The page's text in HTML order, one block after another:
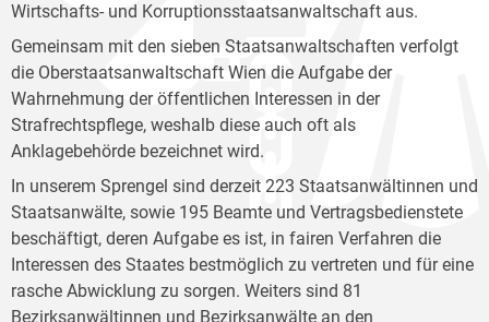
Wirtschafts- und Korruptionsstaatsanwaltschaft aus.
Gemeinsam mit den sieben Staatsanwaltschaften verfolgt
die Oberstaatsanwaltschaft Wien die Aufgabe der
Wahrnehmung der öffentlichen Interessen in der
Strafrechtspflege, weshalb diese auch oft als
Anklagebehörde bezeichnet wird.
In unserem Sprengel sind derzeit 223 Staatsanwältinnen und
Staatsanwälte, sowie 195 Beamte und Vertragsbedienstete
beschäftigt, deren Aufgabe es ist, in fairen Verfahren die
Interessen des Staates bestmöglich zu vertreten und für eine
rasche Abwicklung zu sorgen. Weiters sind 81
Bezirksanwältinnen und Bezirksanwälte an den